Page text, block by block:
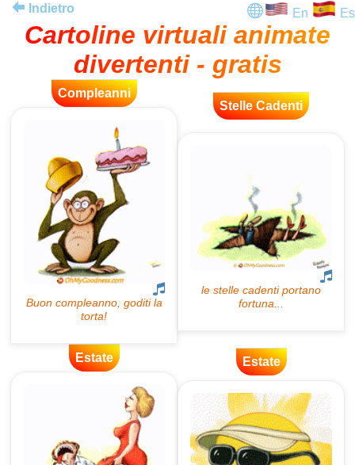
Indietro En Es
Cartoline virtuali animate
divertenti - gratis
Compleanni
Stelle Cadenti
Estate Estate